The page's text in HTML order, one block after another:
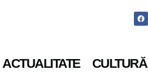
ACTUALITATE CULTURĂ